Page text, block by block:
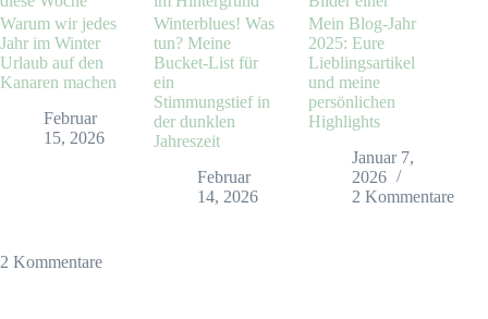
Warum wir jedes
Jahr im Winter
Urlaub auf den
Kanaren machen
Februar
15, 2026
Winterblues! Was
tun? Meine
Bucket-List für
ein
Stimmungstief in
der dunklen
Jahreszeit
Februar
14, 2026
Mein Blog-Jahr
2025: Eure
Lieblingsartikel
und meine
persönlichen
Highlights
Januar 7,
2026
2 Kommentare
2 Kommentare